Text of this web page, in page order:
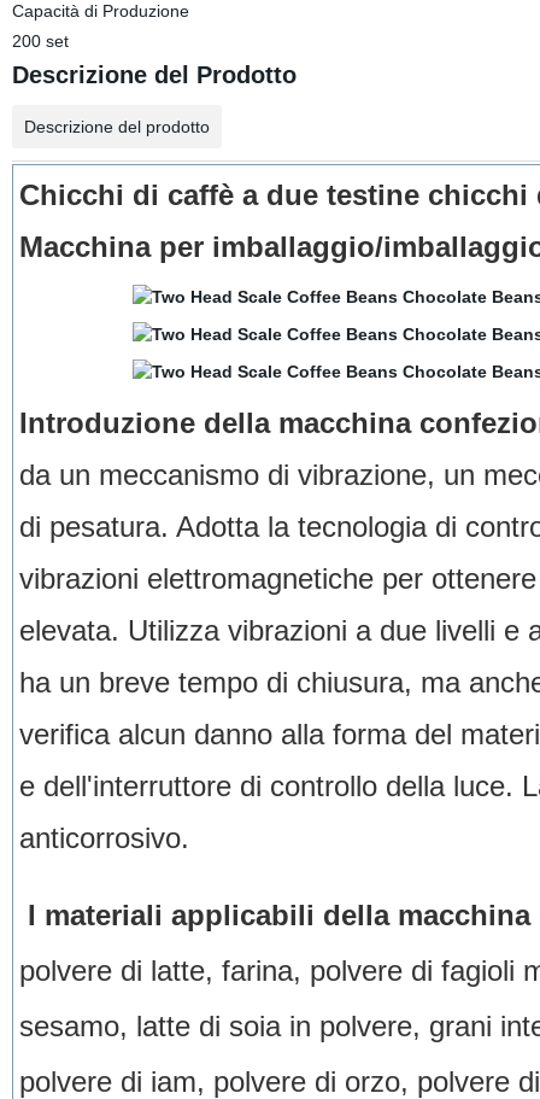
Capacità di Produzione
200 set
Descrizione del Prodotto
Descrizione del prodotto
Chicchi di caffè a due testine
Macchina per imballaggio/
Introduzione della macchina
da un meccanismo di vibrazione, un
di pesatura. Adotta la tecnologia di
vibrazioni elettromagnetiche per
elevata. Utilizza vibrazioni a due livelli e
ha un breve tempo di chiusura, ma
verifica alcun danno alla forma del
e dell'interruttore di controllo della luce.
anticorrosivo.
I materiali applicabili della
polvere di latte, farina, polvere di fagioli
sesamo, latte di soia in polvere, grani
polvere di iam, polvere di orzo, polvere